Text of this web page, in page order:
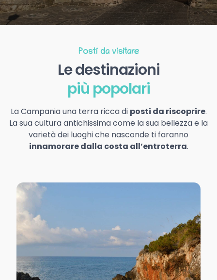
Posti da visitare
Le destinazioni
più popolari
La Campania una terra ricca di posti da riscoprire.
La sua cultura antichissima come la sua bellezza e la
varietà dei luoghi che nasconde ti faranno
innamorare dalla costa all’entroterra.